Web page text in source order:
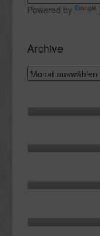
Powered by
Archive
Archive